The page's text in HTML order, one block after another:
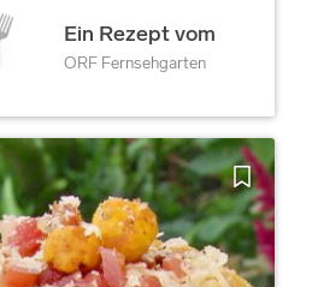
Ein Rezept vom
ORF Fernsehgarten